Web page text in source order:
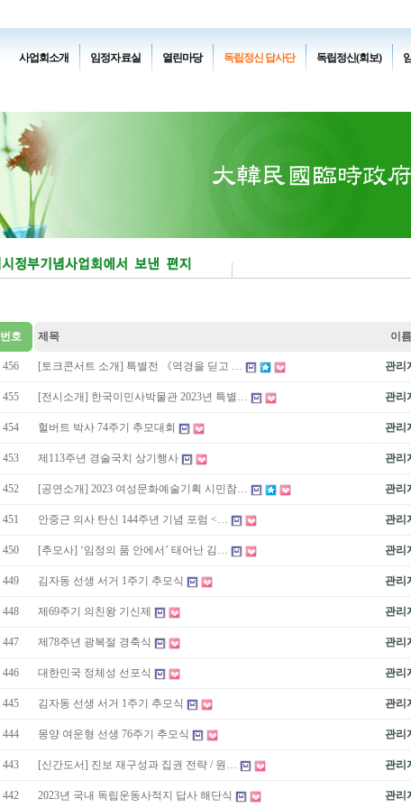
사업회소개 임정자료실 열린마당 독립정신 답사단 독립정신(회보)
번호 제목 이름
456 [토크콘서트 소개] 특별전 《역경을 딛고 … 관리
455 [전시소개] 한국이민사박물관 2023년 특별… 관리
454 헐버트 박사 74주기 추모대회 관리
453 제113주년 경술국치 상기행사 관리
452 [공연소개] 2023 여성문화예술기획 시민참… 관리
451 안중근 의사 탄신 144주년 기념 포럼 <… 관리
450 [추모사] ‘임정의 품 안에서’ 태어난 김… 관리
449 김자동 선생 서거 1주기 추모식 관리
448 제69주기 의친왕 기신제 관리
447 제78주년 광복절 경축식 관리
446 대한민국 정체성 선포식 관리
445 김자동 선생 서거 1주기 추모식 관리
444 몽양 여운형 선생 76주기 추모식 관리
443 [신간도서] 진보 재구성과 집권 전략 / 원… 관리
442 2023년 국내 독립운동사적지 답사 해단식 관리